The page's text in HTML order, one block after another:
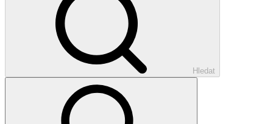
Hledat